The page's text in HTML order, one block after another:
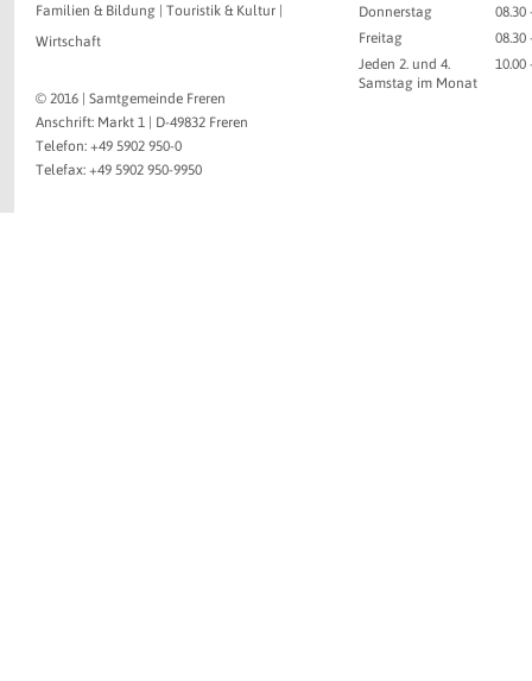
Familien & Bildung
Touristik & Kultur
Wirtschaft
© 2016 | Samtgemeinde Freren
Anschrift: Markt 1 | D-49832 Freren
Telefon: +49 5902 950-0
Telefax: +49 5902 950-9950
Donnerstag
08.30
Freitag
08.30
Jeden 2. und 4.
Samstag im Monat